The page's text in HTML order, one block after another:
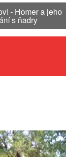
- Homer a jeho
s ňadry